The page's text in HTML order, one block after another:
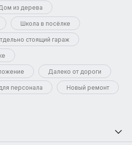
из дерева
Школа в посёлке
стоящий гараж
Далеко от дороги
персонала Новый ремонт